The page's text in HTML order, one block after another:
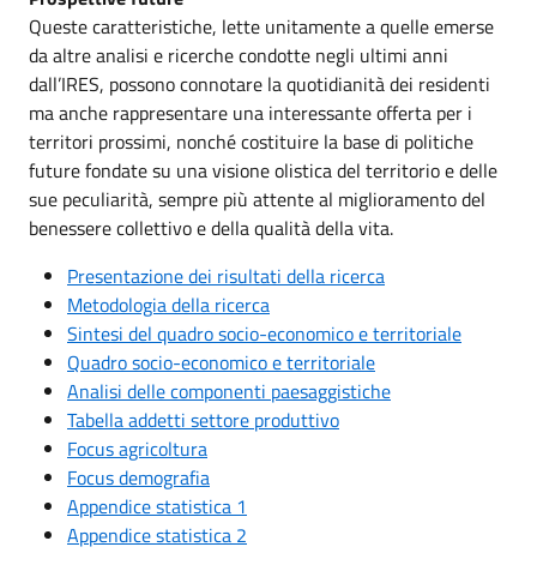
Queste caratteristiche, lette unitamente a quelle emerse
da altre analisi e ricerche condotte negli ultimi anni
dall’IRES, possono connotare la quotidianità dei residenti
ma anche rappresentare una interessante offerta per i
territori prossimi, nonché costituire la base di politiche
future fondate su una visione olistica del territorio e delle
sue peculiarità, sempre più attente al miglioramento del
benessere collettivo e della qualità della vita.
Presentazione dei risultati della ricerca
Metodologia della ricerca
Sintesi del quadro socio-economico e territoriale
Quadro socio-economico e territoriale
Analisi delle componenti paesaggistiche
Tabella addetti settore produttivo
Focus agricoltura
Focus demografia
Appendice statistica 1
Appendice statistica 2